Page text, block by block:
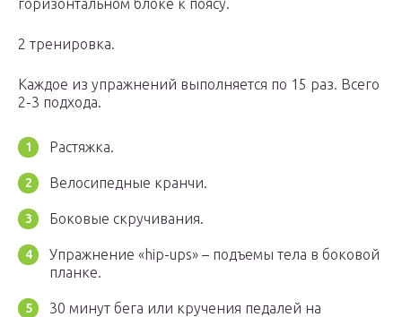
горизонтальном блоке к поясу.
2 тренировка.
Каждое из упражнений выполняется по 15 раз. Всего
2-3 подхода.
Растяжка.
Велосипедные кранчи.
Боковые скручивания.
Упражнение «hip-ups» – подъемы тела в боковой
планке.
30 минут бега или кручения педалей на